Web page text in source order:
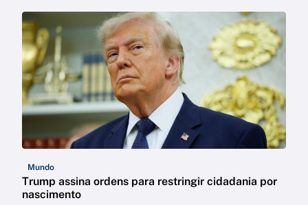
Mundo
Trump assina ordens para restringir cidadania por
nascimento